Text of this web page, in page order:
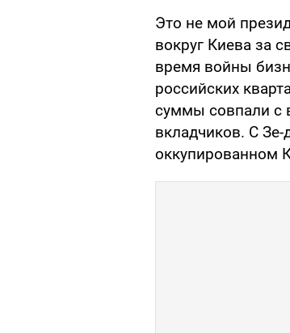
Это не мой
вокруг Киева за
время войны
российских
суммы совпали с
вкладчиков. С
оккупированном